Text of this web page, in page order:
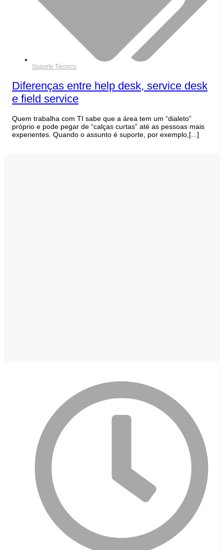
Suporte Técnico
Diferenças entre help desk, service desk
e field service
Quem trabalha com TI sabe que a área tem um “dialeto”
próprio e pode pegar de “calças curtas” até as pessoas mais
experientes. Quando o assunto é suporte, por exemplo,[...]